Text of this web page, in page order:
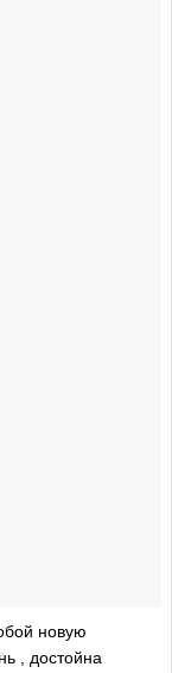
новую
, достойна